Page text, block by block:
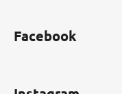
Facebook